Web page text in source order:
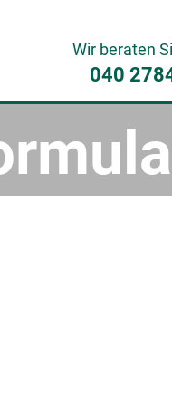
Wir beraten
040